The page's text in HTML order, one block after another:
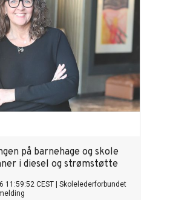
mer på alvor enn
generasjoner. Derfor har han
inspirerende fortellinger om
som bestemte seg for å gjøre
på barnehage og skole
i diesel og strømstøtte
11:59:52 CEST
Skolelederforbundet